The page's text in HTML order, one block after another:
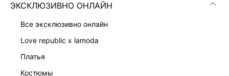
ЭКСКЛЮЗИВНО ОНЛАЙН
все эксклюзивно онлайн
love republic x lamoda
платья
костюмы
в AppStore